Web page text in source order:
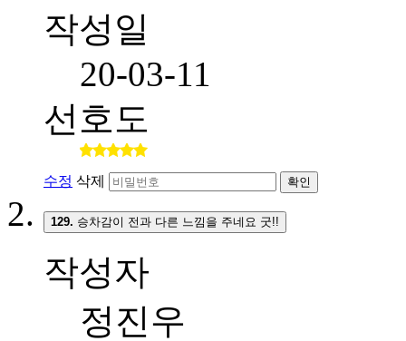
작성일
20-03-11
선호도
수정 삭제 확인
129. 승차감이 전과 다른 느낌을 주네요 굿!!
작성자
정진우